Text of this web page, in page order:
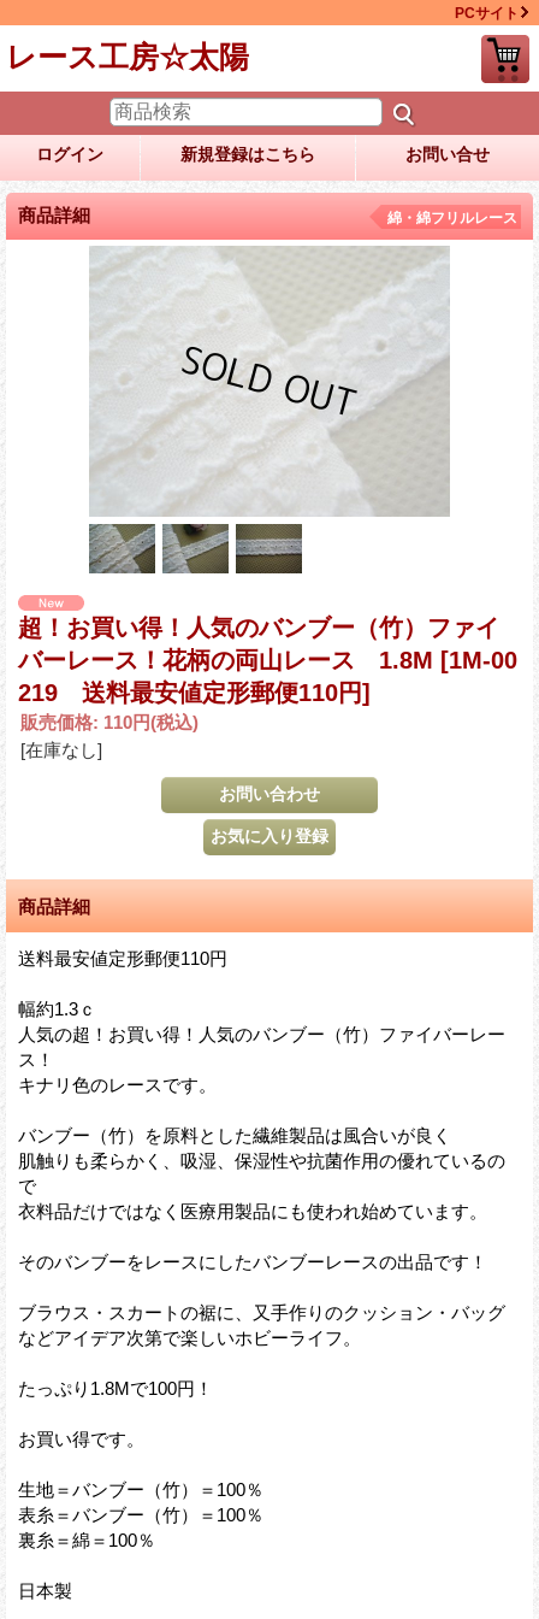
PCサイト
レース工房☆太陽
ログイン 新規登録はこちら お問い合せ
商品詳細 綿・綿フリルレース
超！お買い得！人気のバンブー（竹）ファイ
バーレース！花柄の両山レース 1.8M [1M-00
219 送料最安値定形郵便110円]
販売価格: 110円(税込)
[在庫なし]
商品詳細
送料最安値定形郵便110円
幅約1.3ｃ
人気の超！お買い得！人気のバンブー（竹）ファイバーレー
ス！
キナリ色のレースです。
バンブー（竹）を原料とした繊維製品は風合いが良く
肌触りも柔らかく、吸湿、保湿性や抗菌作用の優れているの
で
衣料品だけではなく医療用製品にも使われ始めています。
そのバンブーをレースにしたバンブーレースの出品です！
ブラウス・スカートの裾に、又手作りのクッション・バッグ
などアイデア次第で楽しいホビーライフ。
たっぷり1.8Mで100円！
お買い得です。
生地＝バンブー（竹）＝100％
表糸＝バンブー（竹）＝100％
裏糸＝綿＝100％
日本製